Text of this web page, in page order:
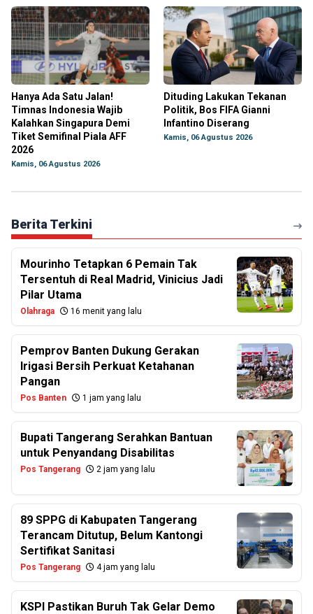
Hanya Ada Satu Jalan!
Timnas Indonesia Wajib
Kalahkan Singapura Demi
Tiket Semifinal Piala AFF
2026
Kamis, 06 Agustus 2026
Dituding Lakukan Tekanan
Politik, Bos FIFA Gianni
Infantino Diserang
Kamis, 06 Agustus 2026
Berita Terkini
Mourinho Tetapkan 6 Pemain Tak
Tersentuh di Real Madrid, Vinicius Jadi
Pilar Utama
Olahraga 16 menit yang lalu
Pemprov Banten Dukung Gerakan
Irigasi Bersih Perkuat Ketahanan
Pangan
Pos Banten 1 jam yang lalu
Bupati Tangerang Serahkan Bantuan
untuk Penyandang Disabilitas
Pos Tangerang 2 jam yang lalu
89 SPPG di Kabupaten Tangerang
Terancam Ditutup, Belum Kantongi
Sertifikat Sanitasi
Pos Tangerang 4 jam yang lalu
KSPI Pastikan Buruh Tak Gelar Demo